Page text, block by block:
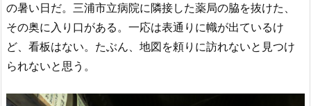
の暑い日だ。三浦市立病院に隣接した薬局の脇を抜けた、
その奥に入り口がある。一応は表通りに幟が出ているけ
ど、看板はない。たぶん、地図を頼りに訪れないと見つけ
られないと思う。